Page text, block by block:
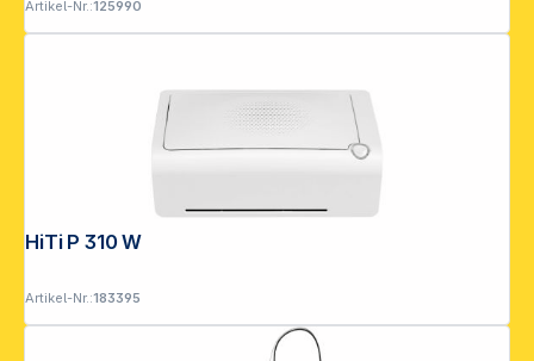
Artikel-Nr.:125990
HiTi P 310 W
Artikel-Nr.:183395